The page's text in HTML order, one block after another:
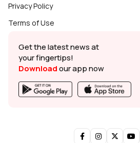
Privacy Policy
Terms of Use
Get the latest news at
your fingertips!
Downloadour app now